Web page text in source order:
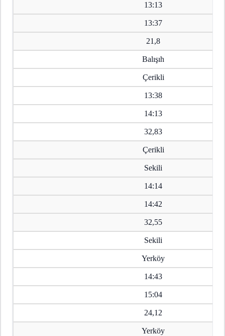
13:13
13:37
21,8
Balışıh
Çerikli
13:38
14:13
32,83
Çerikli
Sekili
14:14
14:42
32,55
Sekili
Yerköy
14:43
15:04
24,12
Yerköy